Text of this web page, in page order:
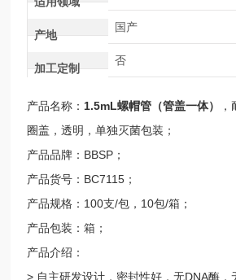
产地
国产
加工定制
否
产品名称： 1.5mL螺帽管（管盖一体）
圈盖，透明，单独灭菌包装；
产品品牌：BBSP；
产品货号：BC7115；
产品规格：100支/包，10包/箱；
产品包装：箱；
产品介绍：
> 自主研发设计，密封性好，无DNA酶，